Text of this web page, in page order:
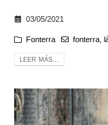
03/05/2021
Fonterra fonterra,
LEER MÁS...